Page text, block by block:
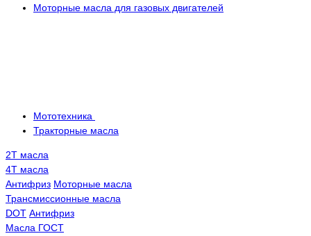
Моторные масла для газовых двигателей
Мототехника
Тракторные масла
2Т масла
4Т масла
Антифриз Моторные масла
Трансмисcионные масла
DOT Антифриз
Масла ГОСТ